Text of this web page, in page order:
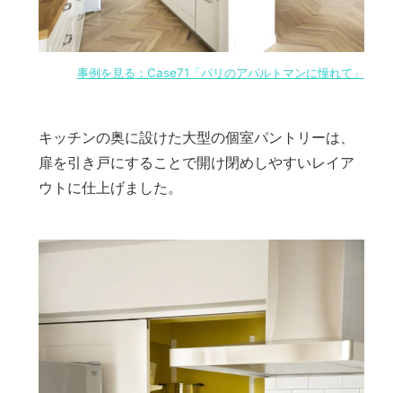
事例を見る：Case71「パリのアパルトマンに憧れて」
キッチンの奥に設けた大型の個室パントリーは、
扉を引き戸にすることで開け閉めしやすいレイア
ウトに仕上げました。